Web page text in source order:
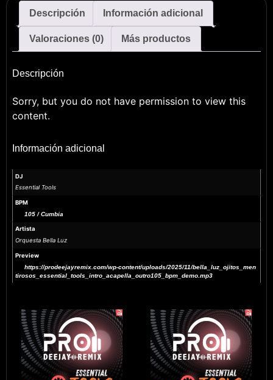
Descripción Información adicional
Valoraciones (0) Más productos
Descripción
Sorry, but you do not have permission to view this
content.
Información adicional
DJ
Essential Tools
BPM
105 / Cumbia
Artista
Orquesta Bella Luz
Preview
https://prodeejayremix.com/wp-content/uploads/2025/11/bella_luz_ojitos_men
tirosos_essential_tools_intro_acapella_outro105_bpm_demo.mp3